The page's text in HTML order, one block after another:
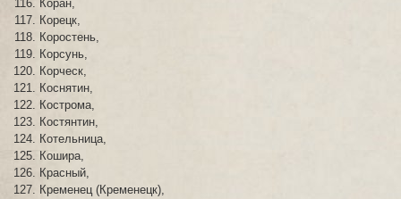
Коран,
Корецк,
Коростень,
Корсунь,
Корческ,
Коснятин,
Кострома,
Костянтин,
Котельница,
Кошира,
Красный,
Кременец (Кременецк),